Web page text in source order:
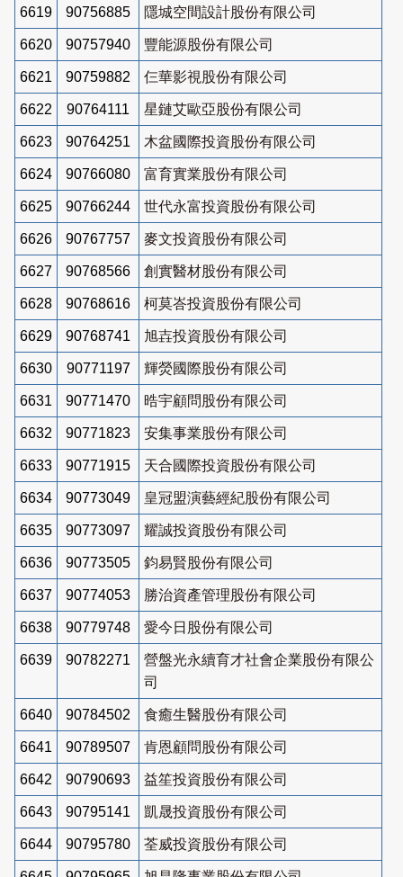
6619 90756885 隱城空間設計股份有限公司
6620 90757940 豐能源股份有限公司
6621 90759882 仨華影視股份有限公司
6622 90764111 星鏈艾歐亞股份有限公司
6623 90764251 木盆國際投資股份有限公司
6624 90766080 富育實業股份有限公司
6625 90766244 世代永富投資股份有限公司
6626 90767757 麥文投資股份有限公司
6627 90768566 創實醫材股份有限公司
6628 90768616 柯莫峇投資股份有限公司
6629 90768741 旭壵投資股份有限公司
6630 90771197 輝熒國際股份有限公司
6631 90771470 晧宇顧問股份有限公司
6632 90771823 安集事業股份有限公司
6633 90771915 天合國際投資股份有限公司
6634 90773049 皇冠盟演藝經紀股份有限公司
6635 90773097 耀誠投資股份有限公司
6636 90773505 鈞易賢股份有限公司
6637 90774053 勝治資產管理股份有限公司
6638 90779748 愛今日股份有限公司
6639 90782271
營盤光永續育才社會企業股份有限公
司
6640 90784502 食癒生醫股份有限公司
6641 90789507 肯恩顧問股份有限公司
6642 90790693 益笙投資股份有限公司
6643 90795141 凱晟投資股份有限公司
6644 90795780 荃威投資股份有限公司